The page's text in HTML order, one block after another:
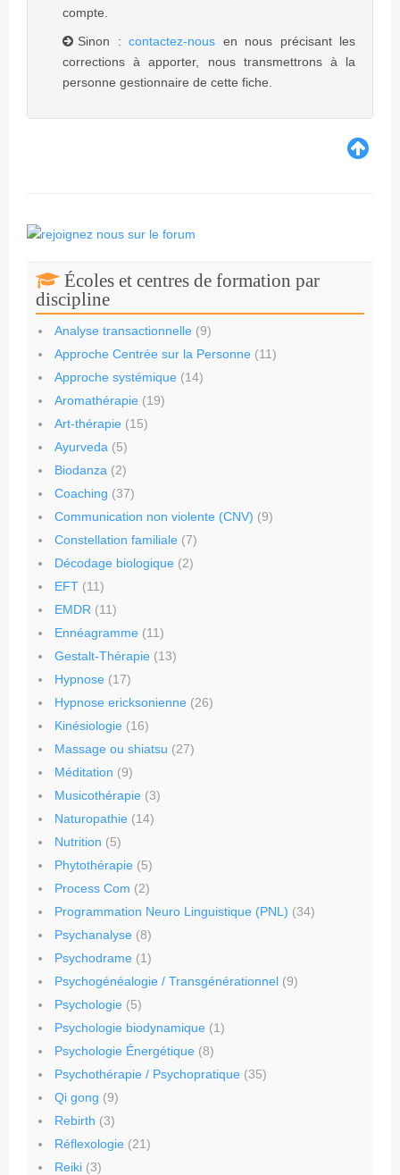
compte.
Sinon : contactez-nous en nous précisant les
corrections à apporter, nous transmettrons à la
personne gestionnaire de cette fiche.
Écoles et centres de formation par
discipline
Analyse transactionnelle (9)
Approche Centrée sur la Personne (11)
Approche systémique (14)
Aromathérapie (19)
Art-thérapie (15)
Ayurveda (5)
Biodanza (2)
Coaching (37)
Communication non violente (CNV) (9)
Constellation familiale (7)
Décodage biologique (2)
EFT (11)
EMDR (11)
Ennéagramme (11)
Gestalt-Thérapie (13)
Hypnose (17)
Hypnose ericksonienne (26)
Kinésiologie (16)
Massage ou shiatsu (27)
Méditation (9)
Musicothérapie (3)
Naturopathie (14)
Nutrition (5)
Phytothérapie (5)
Process Com (2)
Programmation Neuro Linguistique (PNL) (34)
Psychanalyse (8)
Psychodrame (1)
Psychogénéalogie / Transgénérationnel (9)
Psychologie (5)
Psychologie biodynamique (1)
Psychologie Énergétique (8)
Psychothérapie / Psychopratique (35)
Qi gong (9)
Rebirth (3)
Réflexologie (21)
Reiki (3)